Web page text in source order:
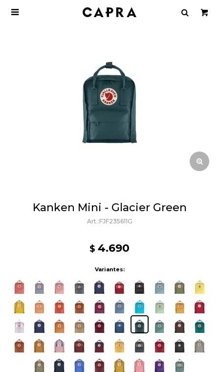

Kanken Mini - Glacier Green
FJF235611G
$ 4.690
Variantes: